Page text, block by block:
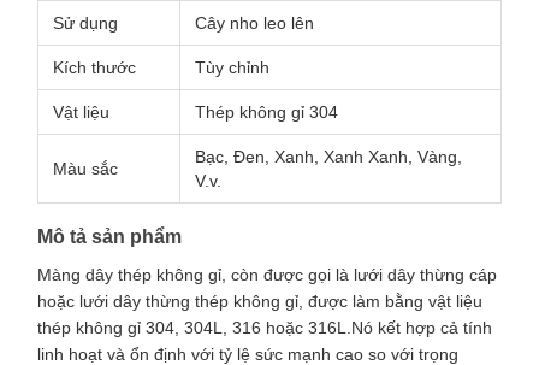
Sử dụng Cây nho leo lên
Kích thước Tùy chỉnh
Vật liệu Thép không gỉ 304
Màu sắc
Bạc, Đen, Xanh, Xanh Xanh, Vàng,
V.v.
Mô tả sản phẩm
Màng dây thép không gỉ, còn được gọi là lưới dây thừng cáp
hoặc lưới dây thừng thép không gỉ, được làm bằng vật liệu
thép không gỉ 304, 304L, 316 hoặc 316L.Nó kết hợp cả tính
linh hoạt và ổn định với tỷ lệ sức mạnh cao so với trọng